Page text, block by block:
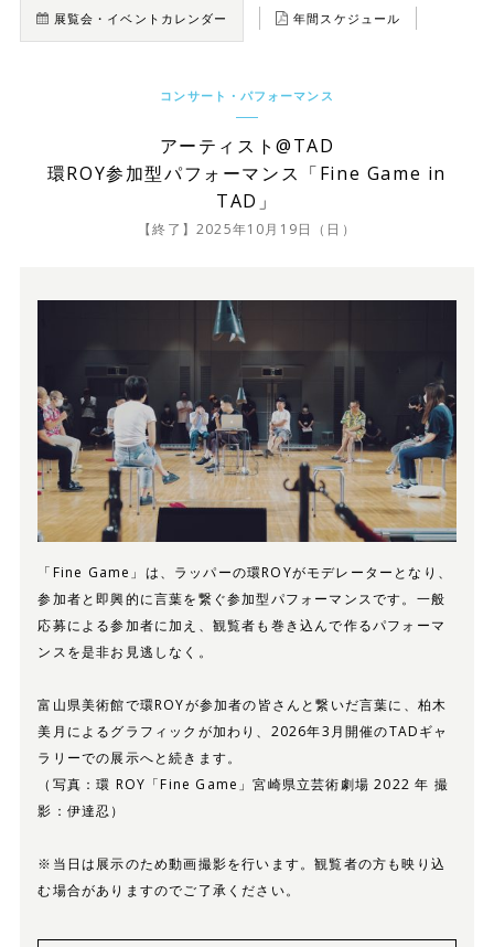
展覧会・イベントカレンダー 年間スケジュール
コンサート・パフォーマンス
アーティスト@TAD
環ROY参加型パフォーマンス「Fine Game in
TAD」
【終了】2025年10月19日（日）
「Fine Game」は、ラッパーの環ROYがモデレーターとなり、
参加者と即興的に言葉を繋ぐ参加型パフォーマンスです。一般
応募による参加者に加え、観覧者も巻き込んで作るパフォーマ
ンスを是非お見逃しなく。
富山県美術館で環ROYが参加者の皆さんと繋いだ言葉に、柏木
美月によるグラフィックが加わり、2026年3月開催のTADギャ
ラリーでの展示へと続きます。
（写真：環 ROY「Fine Game」宮崎県立芸術劇場 2022 年 撮
影：伊達忍）
※当日は展示のため動画撮影を行います。観覧者の方も映り込
む場合がありますのでご了承ください。